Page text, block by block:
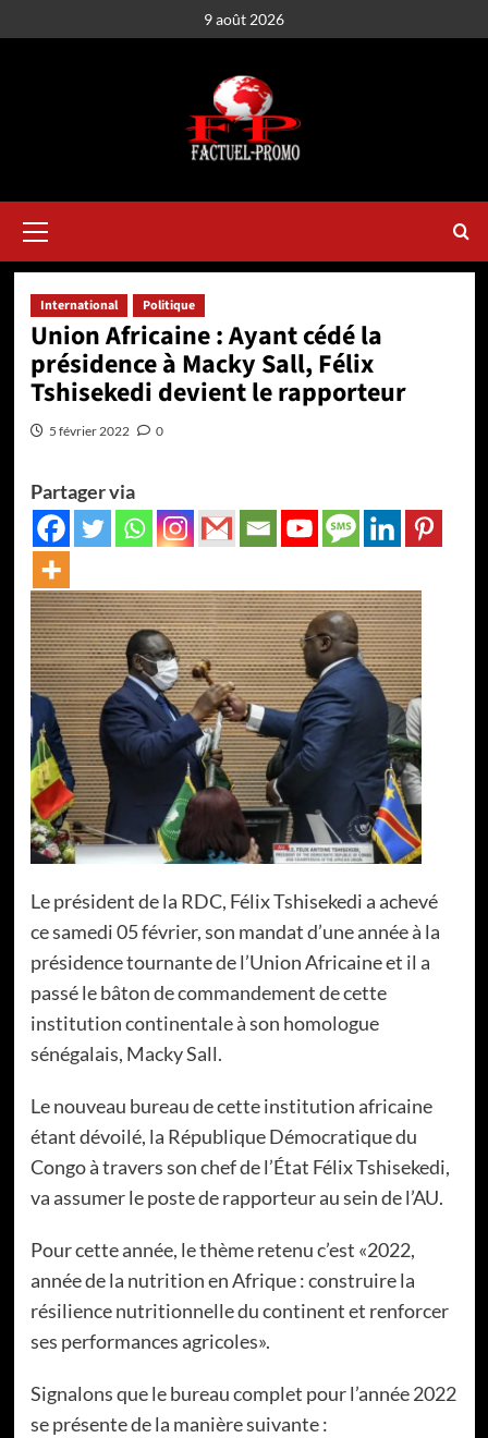
au
9 août 2026
principal
International Politique
Union Africaine : Ayant cédé la
présidence à Macky Sall, Félix
Tshisekedi devient le rapporteur
5 février 2022 0
Partager via
Le président de la RDC, Félix Tshisekedi a achevé
ce samedi 05 février, son mandat d’une année à la
présidence tournante de l’Union Africaine et il a
passé le bâton de commandement de cette
institution continentale à son homologue
sénégalais, Macky Sall.
Le nouveau bureau de cette institution africaine
étant dévoilé, la République Démocratique du
Congo à travers son chef de l’État Félix Tshisekedi,
va assumer le poste de rapporteur au sein de l’AU.
Pour cette année, le thème retenu c’est «2022,
année de la nutrition en Afrique : construire la
résilience nutritionnelle du continent et renforcer
ses performances agricoles».
Signalons que le bureau complet pour l’année 2022
se présente de la manière suivante :